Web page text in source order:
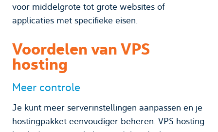
voor middelgrote tot grote websites of
applicaties met specifieke eisen.
Voordelen van VPS
hosting
Meer controle
Je kunt meer serverinstellingen aanpassen en je
hostingpakket eenvoudiger beheren. VPS hosting